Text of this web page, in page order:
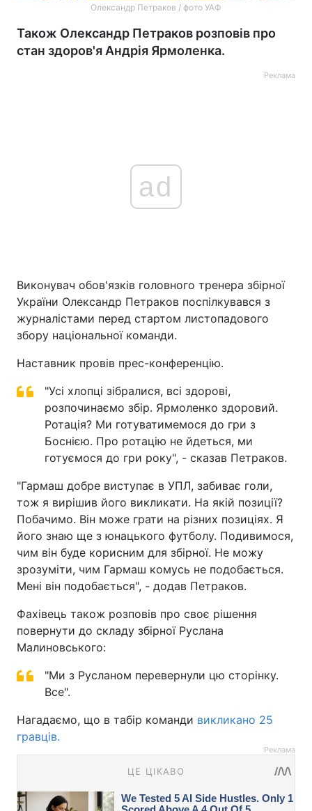
Олександр Петраков / фото УАФ
Також Олександр Петраков розповів про
стан здоров'я Андрія Ярмоленка.
Реклама
ad
Виконувач обов'язків головного тренера збірної
України Олександр Петраков поспілкувався з
журналістами перед стартом листопадового
збору національної команди.
Наставник провів прес-конференцію.
"Усі хлопці зібралися, всі здорові,
розпочинаємо збір. Ярмоленко здоровий.
Ротація? Ми готуватимемося до гри з
Боснією. Про ротацію не йдеться, ми
готуємося до гри року", - сказав Петраков.
"Гармаш добре виступає в УПЛ, забиває голи,
тож я вирішив його викликати. На якій позиції?
Побачимо. Він може грати на різних позиціях. Я
його знаю ще з юнацького футболу. Подивимося,
чим він буде корисним для збірної. Не можу
зрозуміти, чим Гармаш комусь не подобається.
Мені він подобається", - додав Петраков.
Фахівець також розповів про своє рішення
повернути до складу збірної Руслана
Малиновського:
"Ми з Русланом перевернули цю сторінку.
Все".
Нагадаємо, що в табір команди викликано 25
гравців.
Реклама